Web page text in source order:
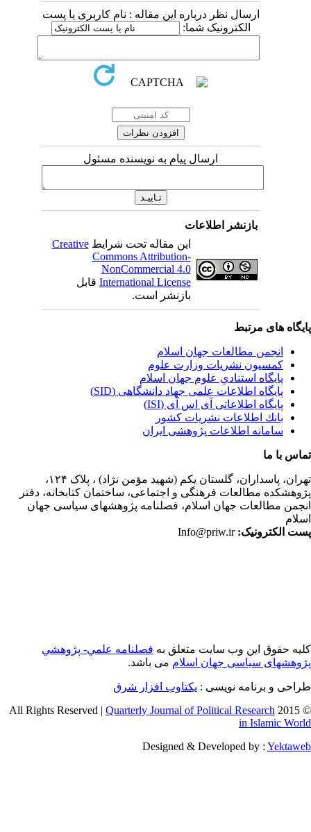
ارسال نظر درباره این مقاله : نام کاربری یا پست
الکترونیک شما:
ارسال پیام به نویسنده مسئول
بازنشر اطلاعات
این مقاله تحت شرایطCreative
Commons Attribution-
NonCommercial 4.0
International Licenseقابل
بازنشر است.
های مرتبط
انجمن مطالعات جهان اسلام
کمسیون نشریات وزارت علوم
پايگاه استنادي علوم جهان اسلام
پایگاه اطلاعات علمی جهاد دانشگاهی (SID)
پایگاه اطلاعاتی آی اس آی (ISI)
بانك اطلاعات نشريات كشور
سامانه اطلاعات پژوهشی ایران
با ما
پاسداران، گلستان یکم (شهید مؤمن نژاد) ، پلاک ۱۲۴،
مطالعات فرهنگی و اجتماعی، ساختمان کتابخانه، دفتر
مطالعات جهان اسلام، فصلنامه پژوهشهای سیاسی جهان
الکترونیک:Info@priw.ir
حقوق این وب سایت متعلق بهفصلنامه علمي- پژوهشي
سیاسی جهان اسلاممی باشد.
و برنامه نویسی : یکتاوب افزار شرق
©
Quarterly Journal of Political Research
in Islamic
Designed & Developed by :